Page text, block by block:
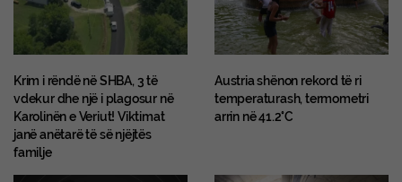
Krim i rëndë në SHBA, 3 të
vdekur dhe një i plagosur në
Karolinën e Veriut! Viktimat
janë anëtarë të së njëjtës
familje
Austria shënon rekord të ri
temperaturash, termometri
arrin në 41.2°C